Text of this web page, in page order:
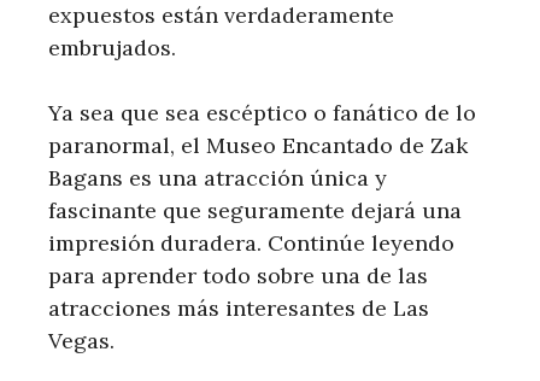
expuestos están verdaderamente
embrujados.
Ya sea que sea escéptico o fanático de lo
paranormal, el Museo Encantado de Zak
Bagans es una atracción única y
fascinante que seguramente dejará una
impresión duradera. Continúe leyendo
para aprender todo sobre una de las
atracciones más interesantes de Las
Vegas.